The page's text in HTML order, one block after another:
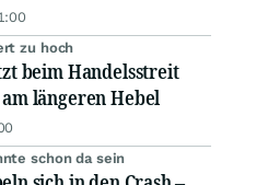
zu hoch
beim Handelsstreit
längeren Hebel
schon da sein